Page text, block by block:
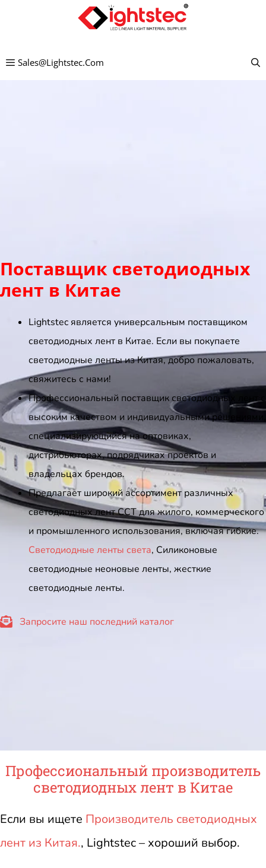
Sales@lightstec.com
Поставщик светодиодных
лент в Китае
Lightstec является универсальным поставщиком
светодиодных лент в Китае. Если вы покупаете
светодиодные ленты из Китая, добро пожаловать,
свяжитесь с нами!
Профессиональный поставщик светодиодных лент с
высоким качеством и индивидуальными решениями,
специализирующийся на оптовиках,
дистрибьюторах, подрядчиках проектов и
владельцах брендов.
Предлагает широкий ассортимент различных
светодиодных лент CCT для жилого, коммерческого
и промышленного использования, включая гибкие.
Светодиодные ленты света, Силиконовые
светодиодные неоновые ленты, жесткие
светодиодные ленты.
Запросите наш последний каталог
Профессиональный производитель
светодиодных лент в Китае
Если вы ищете Производитель светодиодных
лент из Китая., Lightstec – хороший выбор.